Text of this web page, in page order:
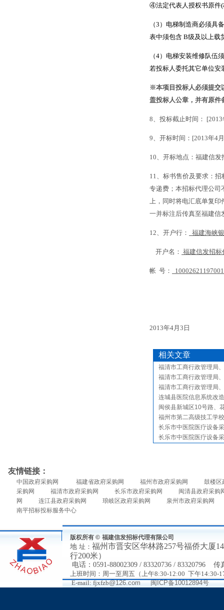
④法定代表人授权书原件(
（3 ）电梯制造商必须具
表中须包含 B级及以上载
（4）电梯安装维修队伍
若投标人委托其它单位安
※本项目投标人必须提交
盖投标人公章，并有原件
8、投标截止时间： [2013
9、开标时间： [2013年4
10、开标地点：福建信
11、标书售价及要求：
专递费；本招标代理公司
上，同时将电汇底单复印
一并标注后传真至福建信
12、开户行： 福建海峡
开户名： 福建信发招
帐 号：
2013年4月 3 日
相关文章
福清市工商行政管理局
福清市工商行政管理局
福清市工商行政管理局
连城县医院信息系统改
闽侯县新城区10号路、
福州市第二高级技工学
长乐市中医院医疗设备
长乐市中医院医疗设备
友情链接：
中国政府采购网 福建省政府采购网 福州市政府采购网
鼓楼区
采购网
福清市政府采购网 长乐市政府采购网
闽清县政府采购
网
连江县政府采购网 琅岐区政府采购网
泉州市政府采购网
南平招标投标服务中心
版权所有 © 福建信发招标代理有限公司
地 址： 福州市晋安区华林路257号福侨大厦
行200米）
电话： 0591-88002309 / 83320736 / 83320796 传
上班时间：周一至周五（上午8:30-12:00 下午14:30-
E-mail: fjxfzb@126.com 闽ICP备10012894号